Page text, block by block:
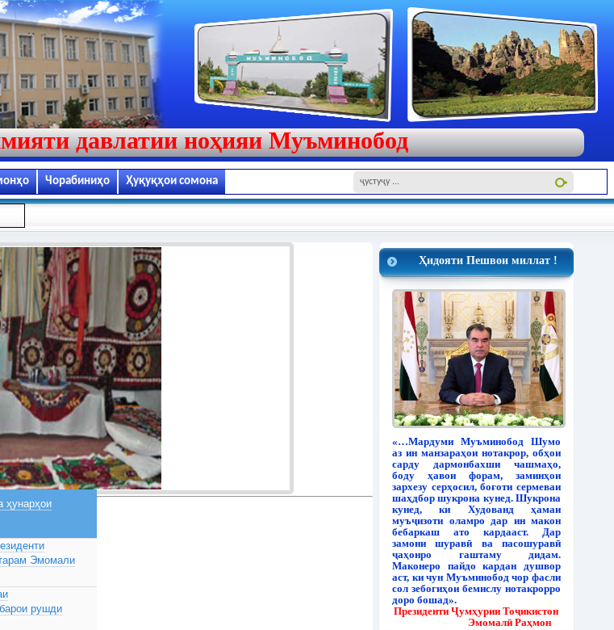
давлатии ноҳияи Муъминобод
Чорабиниҳо Ҳуқуқҳои сомона
Ҳидояти Пешвои миллат !
«…Мардуми Муъминобод Шумо
аз ин манзараҳои нотакрор, обҳои
сарду дармонбахши чашмаҳо,
боду ҳавои форам, заминҳои
зархезу серҳосил, боғоти сермеваи
шаҳдбор шукрона кунед. Шукрона
кунед, ки Худованд ҳамаи
муъҷизоти оламро дар ин макон
бебаркаш ато кардааст. Дар
замони шуравӣ ва пасошуравӣ
ҷаҳонро гаштаму дидам.
Маконеро пайдо кардан душвор
аст, ки чун Муъминобод чор фасли
сол зебогиҳои бемислу нотакрорро
доро бошад».
Президенти Ҷумҳурии Тоҷикистон
Эмомалӣ Раҳмон
ҳунарҳои
Эмомали
рушди